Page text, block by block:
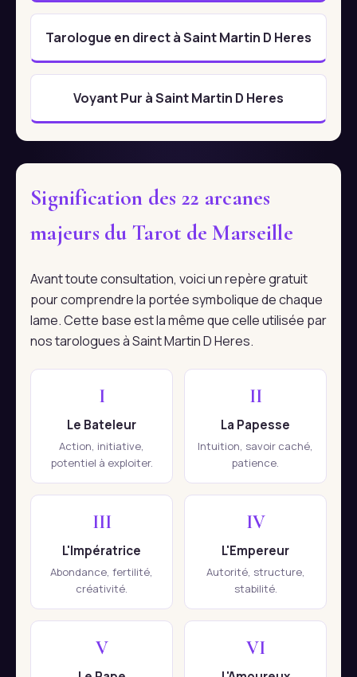
Tarologue en direct à Saint Martin D Heres
Voyant Pur à Saint Martin D Heres
Signification des 22 arcanes
majeurs du Tarot de Marseille
Avant toute consultation, voici un repère gratuit
pour comprendre la portée symbolique de chaque
lame. Cette base est la même que celle utilisée par
nos tarologues à Saint Martin D Heres.
I
Le Bateleur
Action, initiative,
potentiel à exploiter.
II
La Papesse
Intuition, savoir caché,
patience.
III
L'Impératrice
Abondance, fertilité,
créativité.
IV
L'Empereur
Autorité, structure,
stabilité.
V VI